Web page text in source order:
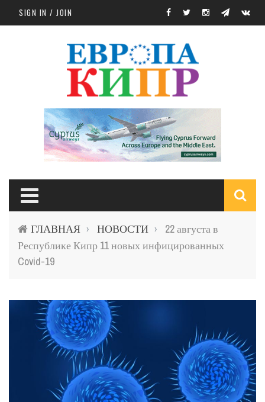
Skip to main content
SIGN IN / JOIN
ГЛАВНАЯ › НОВОСТИ ›
22 августа в
Республике Кипр 11 новых инфицированных
Covid-19